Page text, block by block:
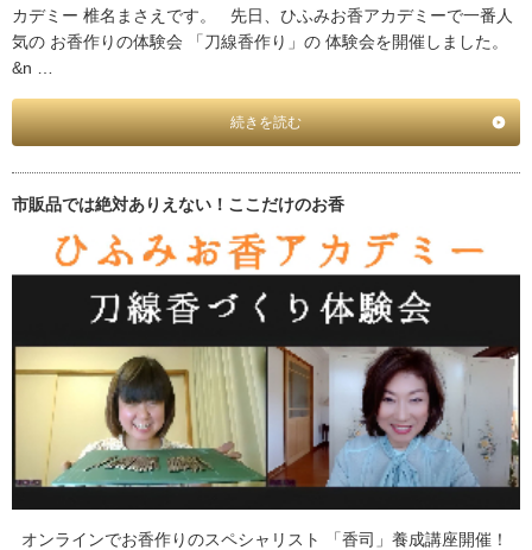
カデミー 椎名まさえです。 先日、ひふみお香アカデミーで一番人
気の お香作りの体験会 「刀線香作り」の 体験会を開催しました。
&n …
続きを読む
市販品では絶対ありえない！ここだけのお香
オンラインでお香作りのスペシャリスト 「香司」養成講座開催！